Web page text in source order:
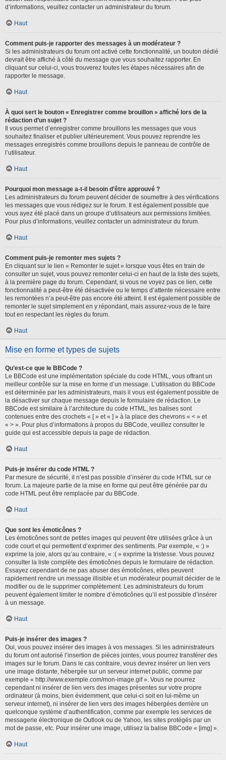
d’informations, veuillez contacter un administrateur du forum.
Haut
Comment puis-je rapporter des messages à un modérateur ?
Si les administrateurs du forum ont activé cette fonctionnalité, un bouton dédié
devrait être affiché à côté du message que vous souhaitez rapporter. En
cliquant sur celui-ci, vous trouverez toutes les étapes nécessaires afin de
rapporter le message.
Haut
À quoi sert le bouton « Enregistrer comme brouillon » affiché lors de la
rédaction d’un sujet ?
Il vous permet d’enregistrer comme brouillons les messages que vous
souhaitez finaliser et publier ultérieurement. Vous pouvez reprendre les
messages enregistrés comme brouillons depuis le panneau de contrôle de
l’utilisateur.
Haut
Pourquoi mon message a-t-il besoin d’être approuvé ?
Les administrateurs du forum peuvent décider de soumettre à des vérifications
les messages que vous rédigez sur le forum. Il est également possible que
vous ayez été placé dans un groupe d’utilisateurs aux permissions limitées.
Pour plus d’informations, veuillez contacter un administrateur du forum.
Haut
Comment puis-je remonter mes sujets ?
En cliquant sur le lien « Remonter le sujet » lorsque vous êtes en train de
consulter un sujet, vous pouvez remonter celui-ci en haut de la liste des sujets,
à la première page du forum. Cependant, si vous ne voyez pas ce lien, cette
fonctionnalité a peut-être été désactivée ou le temps d’attente nécessaire entre
les remontées n’a peut-être pas encore été atteint. Il est également possible de
remonter le sujet simplement en y répondant, mais assurez-vous de le faire
tout en respectant les règles du forum.
Haut
Mise en forme et types de sujets
Qu’est-ce que le BBCode ?
Le BBCode est une implémentation spéciale du code HTML, vous offrant un
meilleur contrôle sur la mise en forme d’un message. L’utilisation du BBCode
est déterminée par les administrateurs, mais il vous est également possible de
la désactiver sur chaque message depuis le formulaire de rédaction. Le
BBCode est similaire à l’architecture du code HTML, les balises sont
contenues entre des crochets « [ » et « ] » à la place des chevrons « < » et
« > ». Pour plus d’informations à propos du BBCode, veuillez consulter le
guide qui est accessible depuis la page de rédaction.
Haut
Puis-je insérer du code HTML ?
Par mesure de sécurité, il n’est pas possible d’insérer du code HTML sur ce
forum. La majeure partie de la mise en forme qui peut être générée par du
code HTML peut être remplacée par du BBCode.
Haut
Que sont les émoticônes ?
Les émoticônes sont de petites images qui peuvent être utilisées grâce à un
code court et qui permettent d’exprimer des sentiments. Par exemple, « :) »
exprime la joie, alors qu’au contraire, « :( » exprime la tristesse. Vous pouvez
consulter la liste complète des émoticônes depuis le formulaire de rédaction.
Essayez cependant de ne pas abuser des émoticônes, elles peuvent
rapidement rendre un message illisible et un modérateur pourrait décider de le
modifier ou de le supprimer complètement. Les administrateurs du forum
peuvent également limiter le nombre d’émoticônes qu’il est possible d’insérer
à un message.
Haut
Puis-je insérer des images ?
Oui, vous pouvez insérer des images à vos messages. Si les administrateurs
du forum ont autorisé l’insertion de pièces jointes, vous pourrez transférer des
images sur le forum. Dans le cas contraire, vous devrez insérer un lien vers
une image distante, hébergée sur un serveur internet public, comme par
exemple « http://www.exemple.com/mon-image.gif ». Vous ne pourrez
cependant ni insérer de lien vers des images présentes sur votre propre
ordinateur (à moins, bien évidemment, que celui-ci soit en lui-même un
serveur internet), ni insérer de lien vers des images hébergées derrière un
quelconque système d’authentification, comme par exemple les services de
messagerie électronique de Outlook ou de Yahoo, les sites protégés par un
mot de passe, etc. Pour insérer une image, utilisez la balise BBCode « [img] ».
Haut